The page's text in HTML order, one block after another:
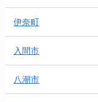
伊奈町
入間市
八潮市